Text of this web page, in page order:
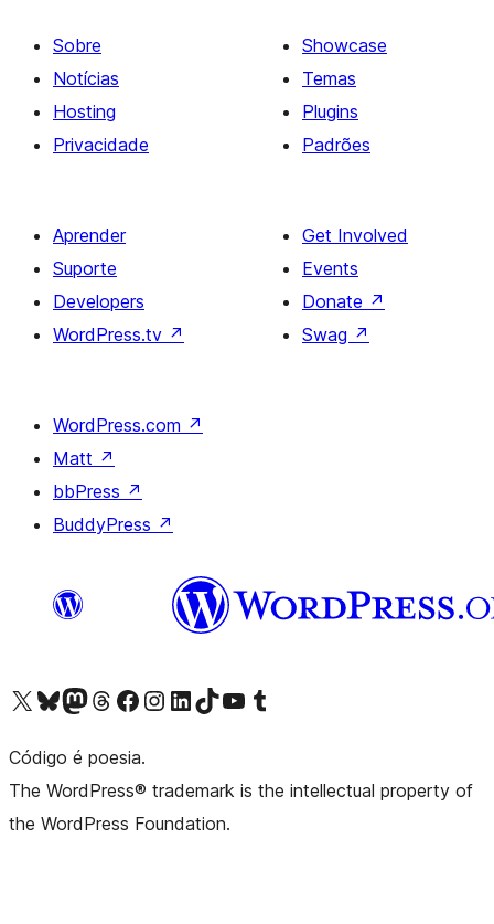
Sobre
Notícias
Hosting
Privacidade
Showcase
Temas
Plugins
Padrões
Aprender
Suporte
Developers
WordPress.tv ↗
Get Involved
Events
Donate ↗
Swag ↗
WordPress.com ↗
Matt ↗
bbPress ↗
BuddyPress ↗
Visite a nossa conta X (antigo Twitter)
Visit our Bluesky account
Visit our Mastodon account
Visit our Threads account
Visite a nossa página do Facebook
Visite a nossa conta no Instagram
Visite a nossa conta no LinkedIn
Visit our TikTok account
Visit our YouTube channel
Visit our Tumblr account
Código é poesia.
The WordPress® trademark is the intellectual property of
the WordPress Foundation.